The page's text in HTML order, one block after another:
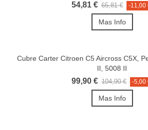
54,81 € 65,81 € -11,00
Mas Info
Cubre Carter Citroen C5 Aircross C5X,
II, 5008 II
99,90 € 104,90 € -5,00
Mas Info